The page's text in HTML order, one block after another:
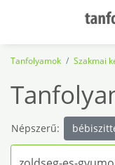
Tanfolyamok Szakmai
Népszerű: